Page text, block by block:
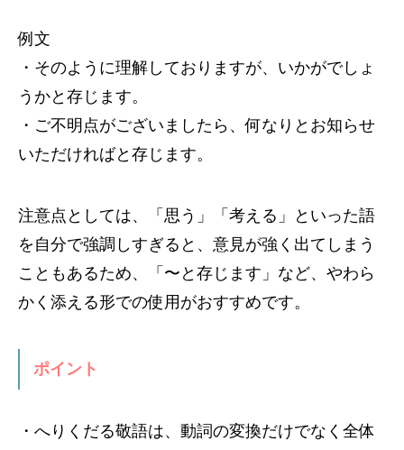
例文
・そのように理解しておりますが、いかがでしょ
うかと存じます。
・ご不明点がございましたら、何なりとお知らせ
いただければと存じます。
注意点としては、「思う」「考える」といった語
を自分で強調しすぎると、意見が強く出てしまう
こともあるため、「〜と存じます」など、やわら
かく添える形での使用がおすすめです。
ポイント
・へりくだる敬語は、動詞の変換だけでなく全体